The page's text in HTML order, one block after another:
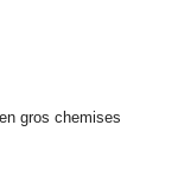
gros chemises